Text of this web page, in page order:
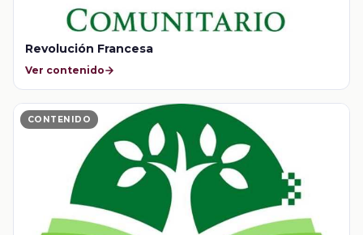
Revolución Francesa
Ver contenido
CONTENIDO